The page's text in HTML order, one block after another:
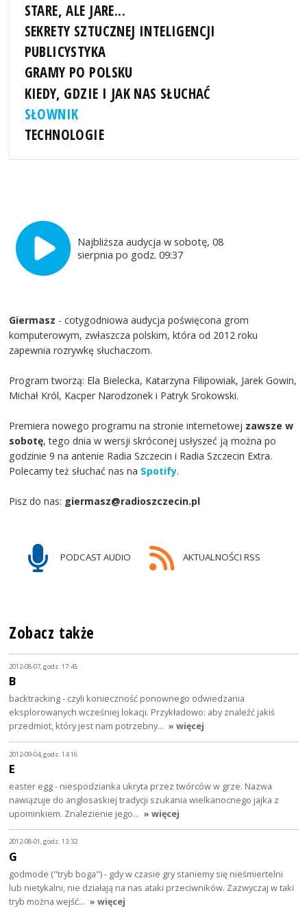
STARE, ALE JARE...
SEKRETY SZTUCZNEJ INTELIGENCJI
PUBLICYSTYKA
GRAMY PO POLSKU
KIEDY, GDZIE I JAK NAS SŁUCHAĆ
SŁOWNIK
TECHNOLOGIE
Najbliższa audycja w sobotę, 08
sierpnia po godz. 09:37
Giermasz - cotygodniowa audycja poświęcona grom
komputerowym, zwłaszcza polskim, która od 2012 roku
zapewnia rozrywkę słuchaczom.
Program tworzą: Ela Bielecka, Katarzyna Filipowiak, Jarek Gowin,
Michał Król, Kacper Narodzonek i Patryk Srokowski.
Premiera nowego programu na stronie internetowej zawsze w
sobotę, tego dnia w wersji skróconej usłyszeć ją można po
godzinie 9 na antenie Radia Szczecin i Radia Szczecin Extra.
Polecamy też słuchać nas na Spotify.
Pisz do nas: giermasz@radioszczecin.pl
PODCAST AUDIO AKTUALNOŚCI RSS
Zobacz także
2012-08-07, godz. 17:45
B
backtracking - czyli konieczność ponownego odwiedzania
eksplorowanych wcześniej lokacji. Przykładowo: aby znaleźć jakiś
przedmiot, który jest nam potrzebny… » więcej
2012-09-04, godz. 14:16
E
easter egg - niespodzianka ukryta przez twórców w grze. Nazwa
nawiązuje do anglosaskiej tradycji szukania wielkanocnego jajka z
upominkiem. Znalezienie jego… » więcej
2012-08-01, godz. 13:32
G
godmode ("tryb boga") - gdy w czasie gry staniemy się nieśmiertelni
lub nietykalni, nie działają na nas ataki przeciwników. Zazwyczaj w taki
tryb można wejść… » więcej